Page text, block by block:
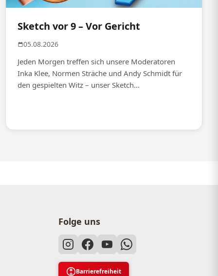
Sketch vor 9 – Vor Gericht
05.08.2026
Jeden Morgen treffen sich unsere Moderatoren
Inka Klee, Normen Sträche und Andy Schmidt für
den gespielten Witz – unser Sketch...
Folge uns
Barrierefreiheit